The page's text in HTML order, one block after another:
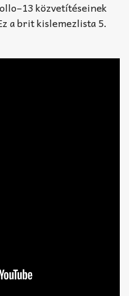
közvetítéseinek
a brit kislemezlista 5.